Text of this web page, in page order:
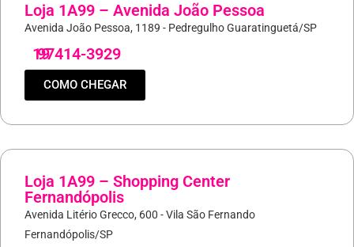
Loja 1A99 – Avenida João Pessoa
Avenida João Pessoa, 1189 - Pedregulho Guaratinguetá/SP
19
97414-3929
COMO CHEGAR
Loja 1A99 – Shopping Center
Fernandópolis
Avenida Litério Grecco, 600 - Vila São Fernando
Fernandópolis/SP